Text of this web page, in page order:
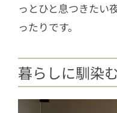
っとひと息つきたい
ったりです。
暮らしに馴染